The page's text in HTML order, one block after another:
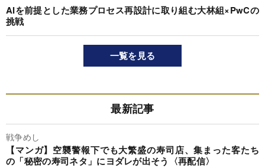
AIを前提とした業務プロセス再設計に取り組む大林組×PwCの
挑戦
一覧を見る
最新記事
戦争めし
【マンガ】空襲警報下でも大繁盛の寿司店、集まった客たち
の「秘密の寿司ネタ」にヨダレが出そう〈再配信〉